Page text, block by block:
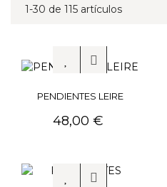
1-30 de 115 artículos
PENDIENTES LEIRE
Precio
48,00 €